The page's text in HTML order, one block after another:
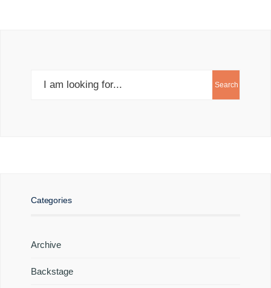
Search
Categories
Archive
Backstage